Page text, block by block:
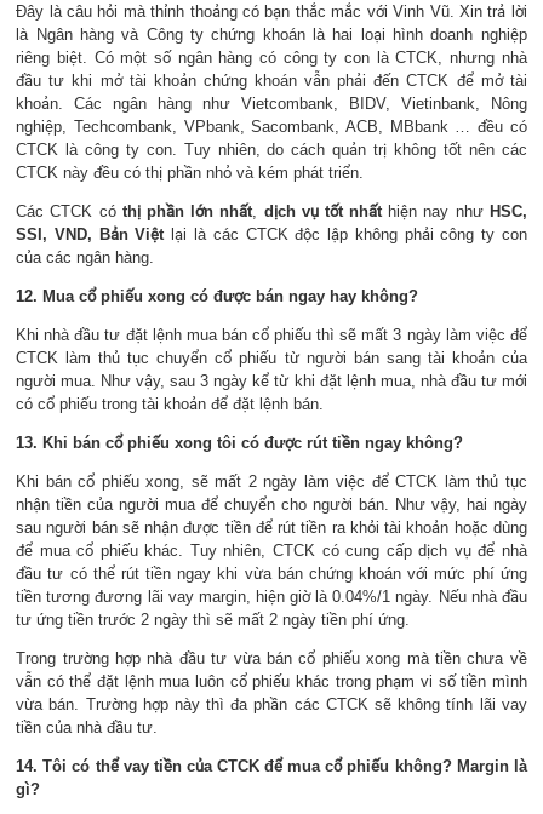
Đây là câu hỏi mà thỉnh thoảng có bạn thắc mắc với Vinh Vũ. Xin trả lời
là Ngân hàng và Công ty chứng khoán là hai loại hình doanh nghiệp
riêng biệt. Có một số ngân hàng có công ty con là CTCK, nhưng nhà
đầu tư khi mở tài khoản chứng khoán vẫn phải đến CTCK để mở tài
khoản. Các ngân hàng như Vietcombank, BIDV, Vietinbank, Nông
nghiệp, Techcombank, VPbank, Sacombank, ACB, MBbank … đều có
CTCK là công ty con. Tuy nhiên, do cách quản trị không tốt nên các
CTCK này đều có thị phần nhỏ và kém phát triển.
Các CTCK có thị phần lớn nhất dịch vụ tốt nhất hiện nay nhưHSC,
SSI, VND, Bản Việt lại là các CTCK độc lập không phải công ty con
của các ngân hàng.
12. Mua cổ phiếu xong có được bán ngay hay không?
Khi nhà đầu tư đặt lệnh mua bán cổ phiếu thì sẽ mất 3 ngày làm việc để
CTCK làm thủ tục chuyển cổ phiếu từ người bán sang tài khoản của
người mua. Như vậy, sau 3 ngày kể từ khi đặt lệnh mua, nhà đầu tư mới
có cổ phiếu trong tài khoản để đặt lệnh bán.
13. Khi bán cổ phiếu xong tôi có được rút tiền ngay không?
Khi bán cổ phiếu xong, sẽ mất 2 ngày làm việc để CTCK làm thủ tục
nhận tiền của người mua để chuyển cho người bán. Như vậy, hai ngày
sau người bán sẽ nhận được tiền để rút tiền ra khỏi tài khoản hoặc dùng
để mua cổ phiếu khác. Tuy nhiên, CTCK có cung cấp dịch vụ để nhà
đầu tư có thể rút tiền ngay khi vừa bán chứng khoán với mức phí ứng
tiền tương đương lãi vay margin, hiện giờ là 0.04%/1 ngày. Nếu nhà đầu
tư ứng tiền trước 2 ngày thì sẽ mất 2 ngày tiền phí ứng.
Trong trường hợp nhà đầu tư vừa bán cổ phiếu xong mà tiền chưa về
vẫn có thể đặt lệnh mua luôn cổ phiếu khác trong phạm vi số tiền mình
vừa bán. Trường hợp này thì đa phần các CTCK sẽ không tính lãi vay
tiền của nhà đầu tư.
14. Tôi có thể vay tiền của CTCK để mua cổ phiếu không? Margin là
gì?